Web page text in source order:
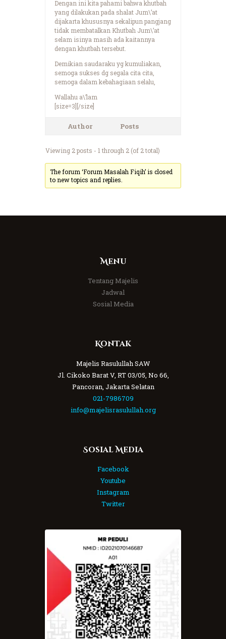
Dengan ini kita pahami bahwa khutbah
yang dilakukan pada shalat Jum\’at
dijakarta khususnya sekalipun pangjang
tidak membatalkan Khutbah Jum\’at
selam isinya masih ada kaitannya
dengan khutbah tersebut.
Demikian saudaraku yg kumuliakan,
semoga sukses dg segala cita cita,
semoga dalam kebahagiaan selalu,
Wallahu a\’lam
[size=3][/size]
Author Posts
Viewing 2 posts - 1 through 2 (of 2 total)
The forum ‘Forum Masalah Fiqih’ is closed
to new topics and replies.
Menu
Tentang Majelis
Jadwal
Sosial Media
Kontak
Majelis Rasulullah SAW
Jl. Cikoko Barat V, RT 03/05, No 66,
Pancoran, Jakarta Selatan
021-7986709
info@majelisrasulullah.org
Sosial Media
Facebook
Youtube
Instagram
Twitter